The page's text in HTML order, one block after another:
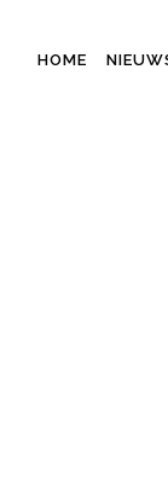
HOME